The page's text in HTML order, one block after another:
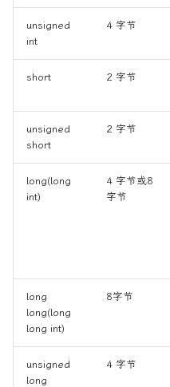
结构体使用常见错误与规避
联合体
联合体的内存共享
字节序
网络字节序（Network
Byte Order）
数据类型转换
隐式类型转换（自动转换）
unsigned
int
4 字节
short 2 字节
unsigned
short
2 字节
long(long
int)
4 字节或8
字节
long
long(long
long int)
8字节
unsigned
long
4 字节